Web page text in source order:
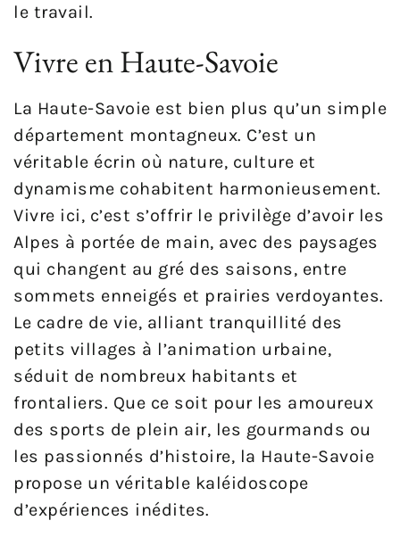
le travail.
Vivre en Haute-Savoie
La Haute-Savoie est bien plus qu’un simple
département montagneux. C’est un
véritable écrin où nature, culture et
dynamisme cohabitent harmonieusement.
Vivre ici, c’est s’offrir le privilège d’avoir les
Alpes à portée de main, avec des paysages
qui changent au gré des saisons, entre
sommets enneigés et prairies verdoyantes.
Le cadre de vie, alliant tranquillité des
petits villages à l’animation urbaine,
séduit de nombreux habitants et
frontaliers. Que ce soit pour les amoureux
des sports de plein air, les gourmands ou
les passionnés d’histoire, la Haute-Savoie
propose un véritable kaléidoscope
d’expériences inédites.